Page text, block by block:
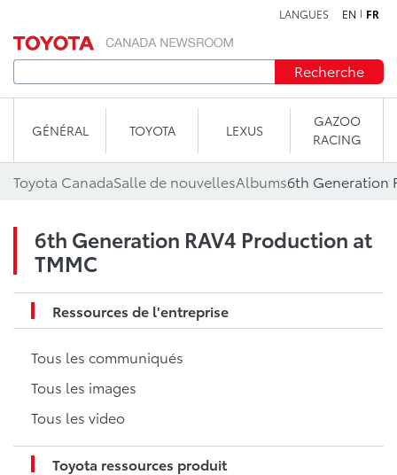
LANGUES EN FR
Recherche
GÉNÉRAL TOYOTA LEXUS
GAZOO
RACING
Toyota CanadaSalle de nouvellesAlbums6th Generation
6th Generation RAV4 Production at
TMMC
Ressources de l'entreprise
Tous les communiqués
Tous les images
Tous les video
Toyota ressources produit